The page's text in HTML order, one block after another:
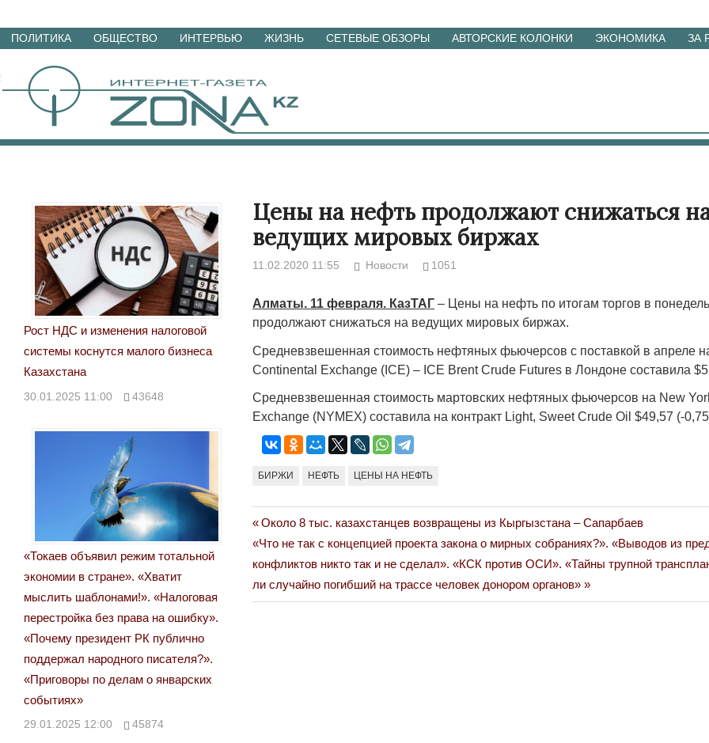
Перейти
материалам
ПОЛИТИКА ОБЩЕСТВО ИНТЕРВЬЮ ЖИЗНЬ СЕТЕВЫЕ ОБЗОРЫ АВТОРСКИЕ КОЛОНКИ ЭКОНОМИКА ЗА
Цены на нефть продолжают снижаться
ведущих мировых биржах
11.02.2020 11:55 Новости 1051
Алматы. 11 февраля. КазТАГ – Цены на нефть по итогам торгов в
продолжают снижаться на ведущих мировых биржах.
Средневзвешенная стоимость нефтяных фьючерсов с поставкой в апреле
Continental Exchange (ICE) – ICE Brent Crude Futures в Лондоне составила
Средневзвешенная стоимость мартовских нефтяных фьючерсов на New
Exchange (NYMEX) составила на контракт Light, Sweet Crude Oil $49,57 (-
БИРЖИ НЕФТЬ ЦЕНЫ НА НЕФТЬ
Навигация
по
записям
Previous
Post:
Около 8 тыс. казахстанцев возвращены из Кыргызстана – Сапарбаев
Next
Post:
«Что не так с концепцией проекта закона о мирных собраниях?». «Выводов из
конфликтов никто так и не сделал». «КСК против ОСИ». «Тайны трупной
ли случайно погибший на трассе человек донором органов»
Рост НДС и изменения налоговой
системы коснутся малого бизнеса
Казахстана
30.01.2025 11:00 43648
«Токаев объявил режим тотальной
экономии в стране». «Хватит
мыслить шаблонами!». «Налоговая
перестройка без права на ошибку».
«Почему президент РК публично
поддержал народного писателя?».
«Приговоры по делам о январских
событиях»
29.01.2025 12:00 45874
Народ выбрал свет
Странная
Война